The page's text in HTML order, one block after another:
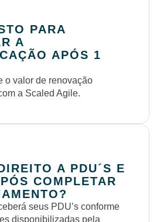
PARA
A
APÓS 1
o valor de renovação
a Scaled Agile.
A PDU´S E
COMPLETAR
seus PDU’s conforme
disponibilizadas pela